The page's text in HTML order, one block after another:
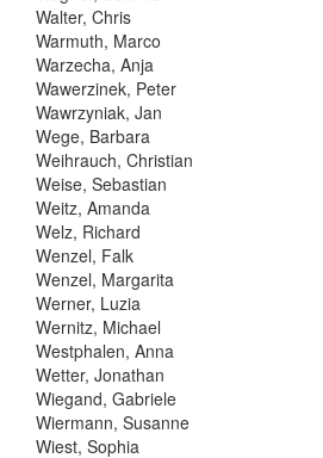
Walter, Chris
Warmuth, Marco
Warzecha, Anja
Wawerzinek, Peter
Wawrzyniak, Jan
Wege, Barbara
Weihrauch, Christian
Weise, Sebastian
Weitz, Amanda
Welz, Richard
Wenzel, Falk
Wenzel, Margarita
Werner, Luzia
Wernitz, Michael
Westphalen, Anna
Wetter, Jonathan
Wiegand, Gabriele
Wiermann, Susanne
Wiest, Sophia